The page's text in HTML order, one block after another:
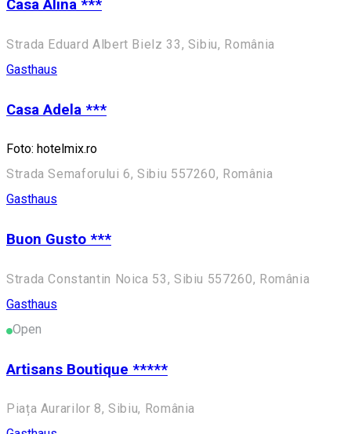
Casa Alina ***
Strada Eduard Albert Bielz 33, Sibiu, România
Gasthaus
Casa Adela ***
Foto: hotelmix.ro
Strada Semaforului 6, Sibiu 557260, România
Gasthaus
Buon Gusto ***
Strada Constantin Noica 53, Sibiu 557260, România
Gasthaus
Open
Artisans Boutique *****
Piața Aurarilor 8, Sibiu, România